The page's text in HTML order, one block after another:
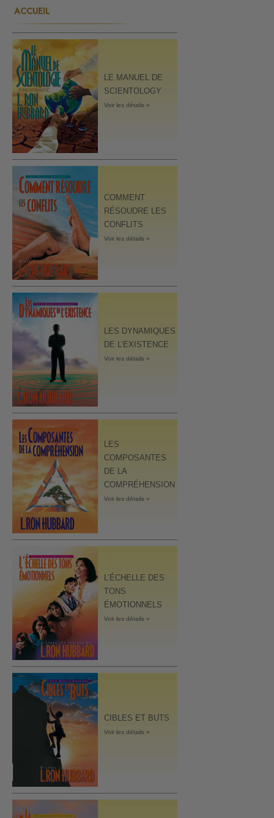
ACCUEIL
LE MANUEL DE
SCIENTOLOGY
Voir les détails »
COMMENT
RÉSOUDRE LES
CONFLITS
Voir les détails »
LES DYNAMIQUES
DE L’EXISTENCE
Voir les détails »
LES
COMPOSANTES
DE LA
COMPRÉHENSION
Voir les détails »
L’ÉCHELLE DES
TONS
ÉMOTIONNELS
Voir les détails »
CIBLES ET BUTS
Voir les détails »